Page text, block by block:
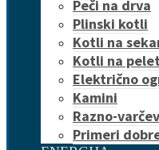
Peči na drva
Plinski kotli
Kotli na
Kotli na
Električno
Kamini
Razno-
Primeri